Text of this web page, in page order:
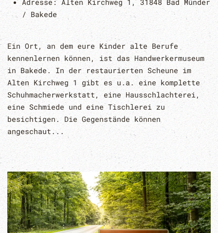
Adresse: Alten Kirchweg 1, 31848 Bad Münder
/ Bakede
Ein Ort, an dem eure Kinder alte Berufe
kennenlernen können, ist das Handwerkermuseum
in Bakede. In der restaurierten Scheune im
Alten Kirchweg 1 gibt es u.a. eine komplette
Schuhmacherwerkstatt, eine Hausschlachterei,
eine Schmiede und eine Tischlerei zu
besichtigen. Die Gegenstände können
angeschaut...